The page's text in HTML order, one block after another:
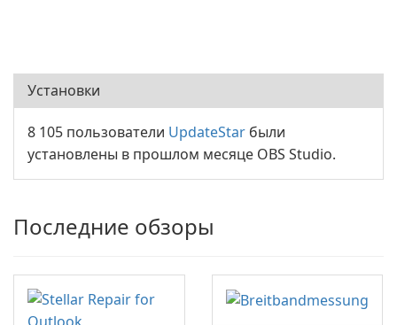
Установки
8 105 пользователи UpdateStar были
установлены в прошлом месяце OBS Studio.
Последние обзоры